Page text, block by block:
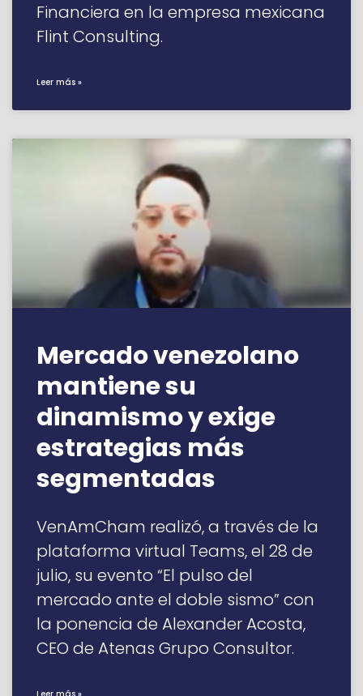
Financiera en la empresa mexicana
Flint Consulting.
Leer más »
Mercado venezolano
mantiene su
dinamismo y exige
estrategias más
segmentadas
VenAmCham realizó, a través de la
plataforma virtual Teams, el 28 de
julio, su evento “El pulso del
mercado ante el doble sismo” con
la ponencia de Alexander Acosta,
CEO de Atenas Grupo Consultor.